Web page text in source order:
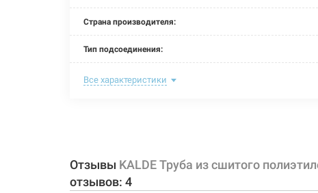
Страна производителя:
Тип подсоединения:
Номинальное давление:
Рабочая среда:
Толщина стенки:
Все характеристики
Отзывы KALDE Труба из сшитого
отзывов: 4